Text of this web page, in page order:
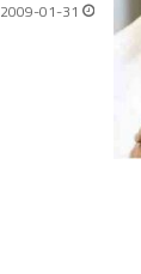
2009-01-31